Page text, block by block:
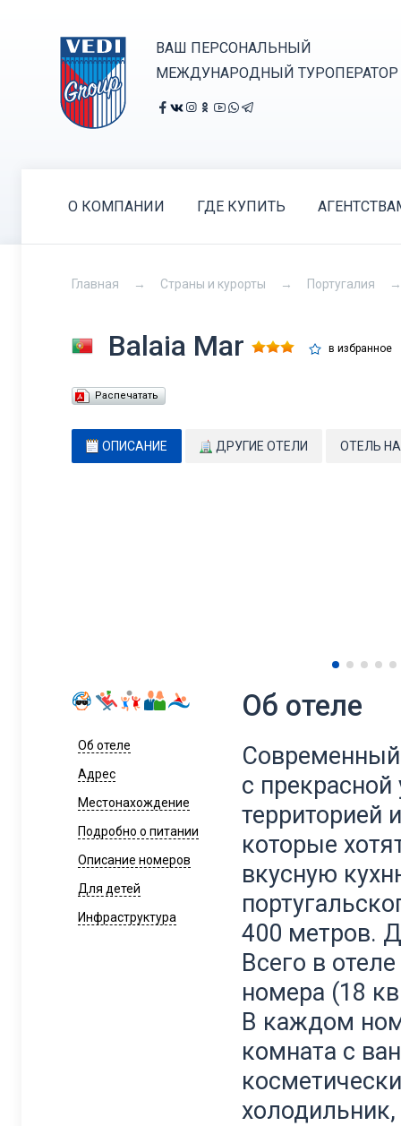
ВАШ ПЕРСОНАЛЬНЫЙ
МЕЖДУНАРОДНЫЙ ТУРОПЕРАТОР
О КОМПАНИИ ГДЕ КУПИТЬ
Главная Страны и курорты Португалия
Balaia Mar в избранное
Распечатать
ОПИСАНИЕ ДРУГИЕ ОТЕЛИ ОТЕЛЬ
Об отеле
Адрес
Местонахождение
Подробно о питании
Описание номеров
Для детей
Инфраструктура
Об отеле
Современный
с прекрасной
территорией
которые
вкусную
400 метров.
Всего в отеле
номера (18 кв
В каждом
комната с
холодильник,